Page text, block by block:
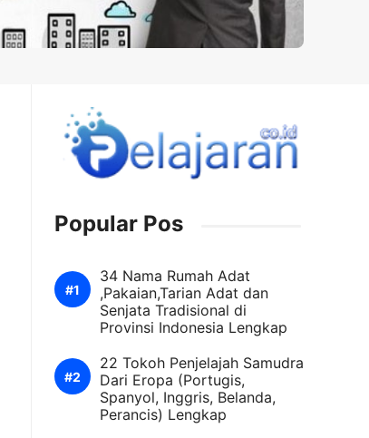
Popular Pos
34 Nama Rumah Adat
,Pakaian,Tarian Adat dan
Senjata Tradisional di
Provinsi Indonesia Lengkap
22 Tokoh Penjelajah Samudra
Dari Eropa (Portugis,
Spanyol, Inggris, Belanda,
Perancis) Lengkap